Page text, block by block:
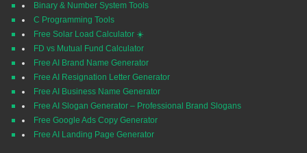
Binary & Number System Tools
C Programming Tools
Free Solar Load Calculator ☀️
FD vs Mutual Fund Calculator
Free AI Brand Name Generator
Free AI Resignation Letter Generator
Free AI Business Name Generator
Free AI Slogan Generator – Professional Brand Slogans
Free Google Ads Copy Generator
Free AI Landing Page Generator